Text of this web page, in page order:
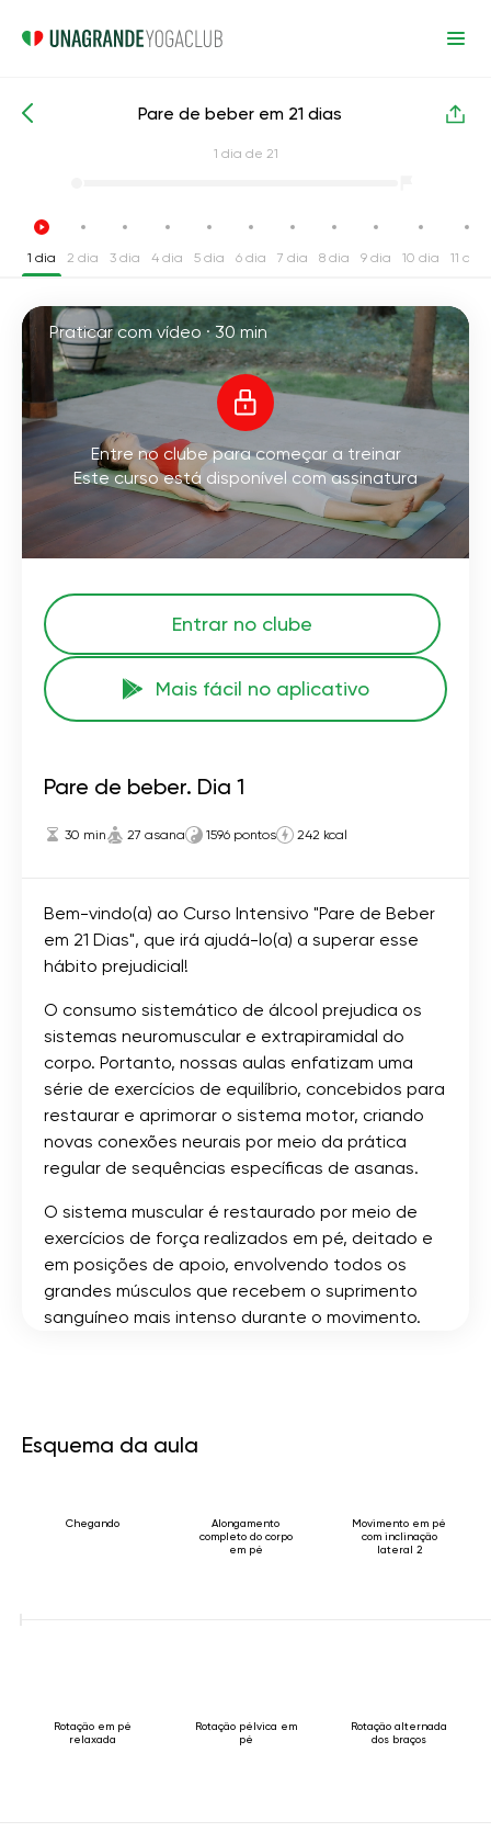
Cursos de yoga intensivos Hábitos
Pare de beber em 21 dias
1 dia de 21
1 dia 2 dia 3 dia 4 dia 5 dia 6 dia 7 dia 8 dia 9 dia 10 dia 11 dia
Praticar com vídeo ·30 min
Entre no clube para começar a treinar
Este curso está disponível com assinatura
Entrar no clube
Mais fácil no aplicativo
Pare de beber. Dia 1
30 min 27 asana 1596 pontos 242 kcal
Bem-vindo(a) ao Curso Intensivo "Pare de Beber
em 21 Dias", que irá ajudá-lo(a) a superar esse
hábito prejudicial!
O consumo sistemático de álcool prejudica os
sistemas neuromuscular e extrapiramidal do
corpo. Portanto, nossas aulas enfatizam uma
série de exercícios de equilíbrio, concebidos para
restaurar e aprimorar o sistema motor, criando
novas conexões neurais por meio da prática
regular de sequências específicas de asanas.
O sistema muscular é restaurado por meio de
exercícios de força realizados em pé, deitado e
em posições de apoio, envolvendo todos os
grandes músculos que recebem o suprimento
sanguíneo mais intenso durante o movimento.
Esquema da aula
Chegando
Alongamento
completo do corpo
em pé
Movimento em pé
com inclinação
lateral 2
Rotação em pé
relaxada
Rotação pélvica em
pé
Rotação alternada
dos braços